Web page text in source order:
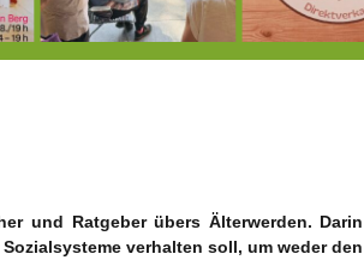
und Ratgeber übers Älterwerden. Darin
verhalten soll, um weder den